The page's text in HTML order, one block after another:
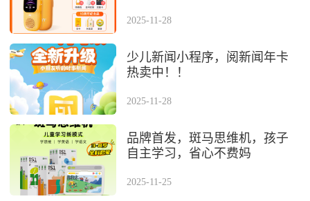
2025-11-28
少儿新闻小程序，阅新闻年卡
热卖中！！
2025-11-28
品牌首发，斑马思维机，孩⼦
⾃主学习，省⼼不费妈
2025-11-25